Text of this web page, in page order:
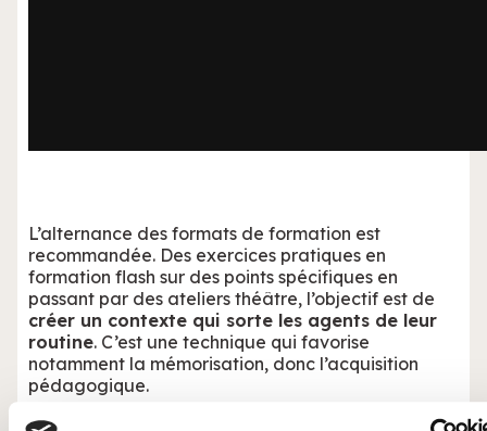
L’alternance des formats de formation est
recommandée. Des exercices pratiques en
formation flash sur des points spécifiques en
passant par des ateliers théâtre, l’objectif est de
créer un contexte qui sorte les agents de leur
routine. C’est une technique qui favorise
notamment la mémorisation, donc l’acquisition
pédagogique.